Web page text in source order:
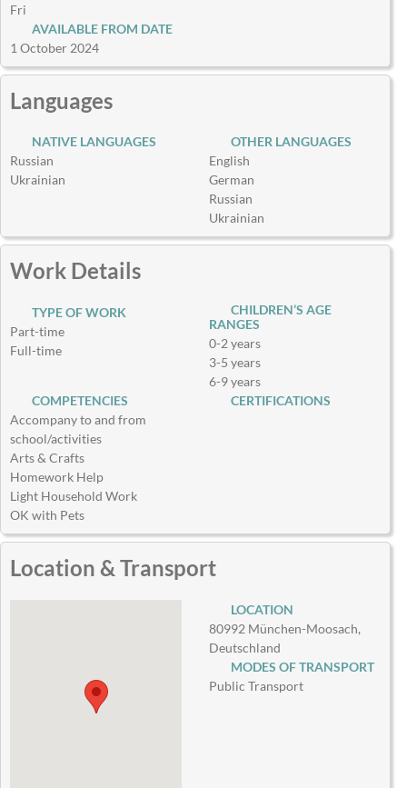
Fri
AVAILABLE FROM DATE
1 October 2024
Languages
NATIVE LANGUAGES
Russian
Ukrainian
OTHER LANGUAGES
English
German
Russian
Ukrainian
Work Details
TYPE OF WORK
Part-time
Full-time
CHILDREN’S AGE
RANGES
0-2 years
3-5 years
6-9 years
COMPETENCIES
Accompany to and from
school/activities
Arts & Crafts
Homework Help
Light Household Work
OK with Pets
CERTIFICATIONS
Location & Transport
LOCATION
80992 München-Moosach,
Deutschland
MODES OF TRANSPORT
Public Transport